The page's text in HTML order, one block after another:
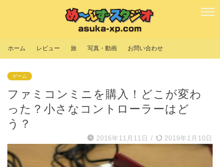
ホーム レビュー 旅 写真・動画 お問い合わせ
ゲーム
ファミコンミニを購入！どこが変わ
った？小さなコントローラーはど
う？
2016年11月11日 / 2019年1月10日